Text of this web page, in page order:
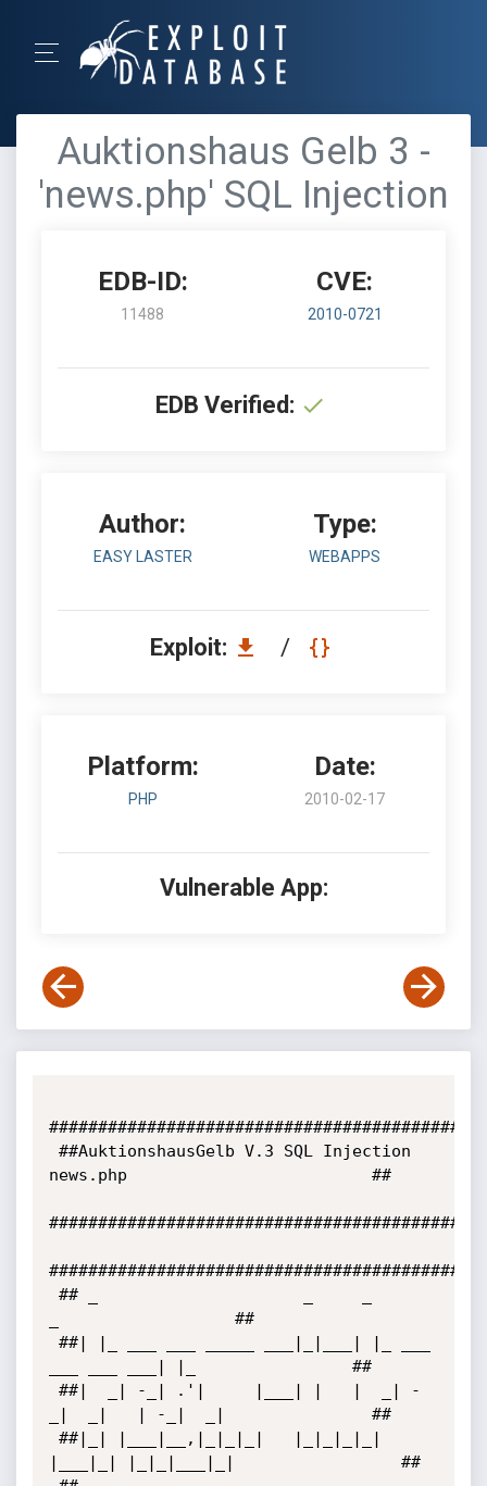
Auktionshaus Gelb 3 -
'news.php' SQL Injection
EDB-ID:
11488
CVE:
2010-0721
EDB Verified:
Author:
EASY LASTER
Type:
WEBAPPS
Exploit: /
Platform:
PHP
Date:
2010-02-17
Vulnerable App:
news.php                         ##
_                  ##
___ ___ ___| |_                ##
_|  _|   | -_|  _|               ##
|___|_| |_|_|___|_|                 ##